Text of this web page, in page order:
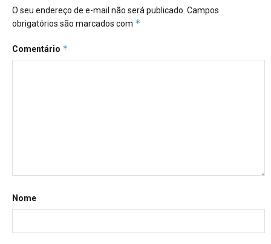
O seu endereço de e-mail não será publicado. Campos
obrigatórios são marcados com *
Comentário *
Nome